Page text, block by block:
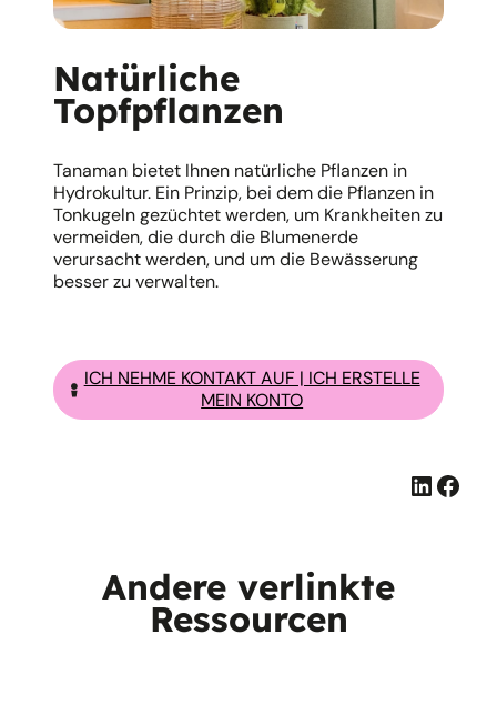
Natürliche
Topfpflanzen
Tanaman bietet Ihnen natürliche Pflanzen in
Hydrokultur. Ein Prinzip, bei dem die Pflanzen in
Tonkugeln gezüchtet werden, um Krankheiten zu
vermeiden, die durch die Blumenerde
verursacht werden, und um die Bewässerung
besser zu verwalten.
ICH NEHME KONTAKT AUF | ICH ERSTELLE
MEIN KONTO
Andere verlinkte
Ressourcen